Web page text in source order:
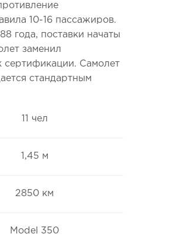
10-16 пассажиров.
года, поставки начаты
заменил
сертификации. Самолет
стандартным
11 чел
1,45 м
2850 км
Model 350